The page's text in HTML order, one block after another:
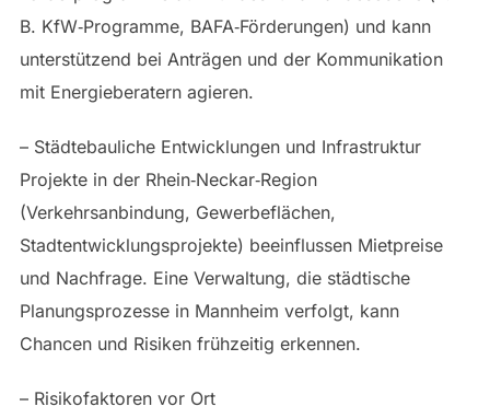
B. KfW‑Programme, BAFA‑Förderungen) und kann
unterstützend bei Anträgen und der Kommunikation
mit Energieberatern agieren.
– Städtebauliche Entwicklungen und Infrastruktur
Projekte in der Rhein‑Neckar‑Region
(Verkehrsanbindung, Gewerbeflächen,
Stadtentwicklungsprojekte) beeinflussen Mietpreise
und Nachfrage. Eine Verwaltung, die städtische
Planungsprozesse in Mannheim verfolgt, kann
Chancen und Risiken frühzeitig erkennen.
– Risikofaktoren vor Ort